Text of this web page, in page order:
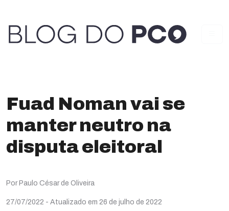
Fuad Noman vai se
manter neutro na
disputa eleitoral
Por Paulo César de Oliveira
27/07/2022 - Atualizado em 26 de julho de 2022